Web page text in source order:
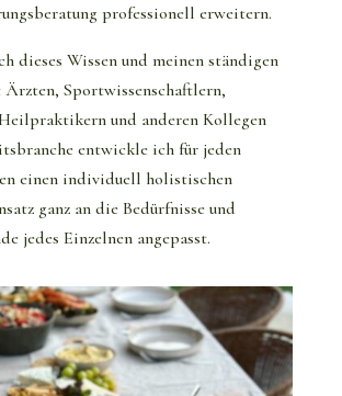
professionell erweitern.
dieses Wissen und meinen ständigen
Ärzten, Sportwissenschaftlern,
und anderen Kollegen
entwickle ich für jeden
einen individuell holistischen
ganz an die Bedürfnisse und
jedes Einzelnen angepasst.